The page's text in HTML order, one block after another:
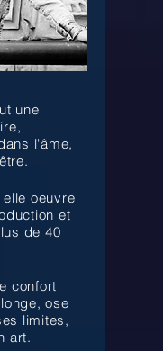
une
l'âme,
oeuvre
et
de 40
confort
ose
limites,
art.